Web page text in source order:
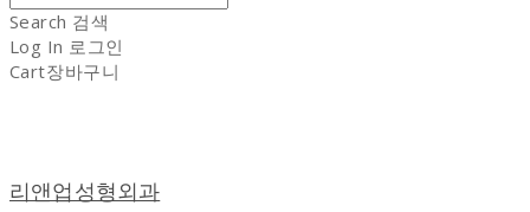
Search 검색
Log In 로그인
Cart장바구니
리앤업성형외과